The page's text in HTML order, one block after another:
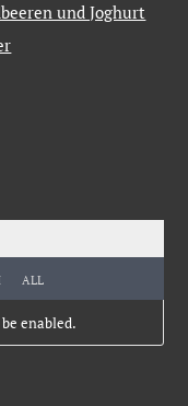
und Joghurt
ALL
enabled.